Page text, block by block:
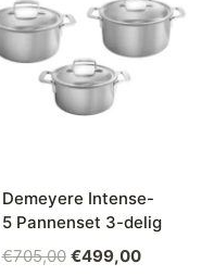
Demeyere Intense-
5 Pannenset 3-delig
€705,00 Oorspronkelijke
€499,00Huidige